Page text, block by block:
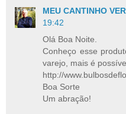
MEU CANTINHO
19:42
Olá Boa Noite.
Conheço esse
varejo, mais é
http://
Boa Sorte
Um abração!